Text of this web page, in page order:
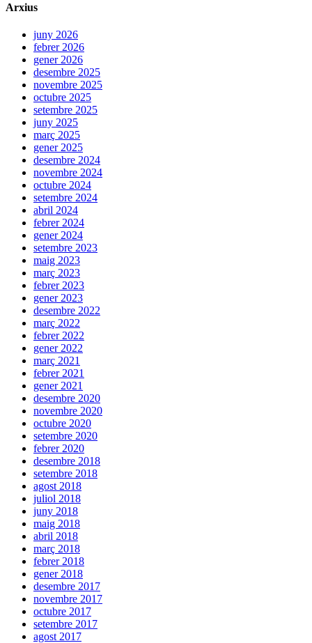
Arxius
juny 2026
febrer 2026
gener 2026
desembre 2025
novembre 2025
octubre 2025
setembre 2025
juny 2025
març 2025
gener 2025
desembre 2024
novembre 2024
octubre 2024
setembre 2024
abril 2024
febrer 2024
gener 2024
setembre 2023
maig 2023
març 2023
febrer 2023
gener 2023
desembre 2022
març 2022
febrer 2022
gener 2022
març 2021
febrer 2021
gener 2021
desembre 2020
novembre 2020
octubre 2020
setembre 2020
febrer 2020
desembre 2018
setembre 2018
agost 2018
juliol 2018
juny 2018
maig 2018
abril 2018
març 2018
febrer 2018
gener 2018
desembre 2017
novembre 2017
octubre 2017
setembre 2017
agost 2017